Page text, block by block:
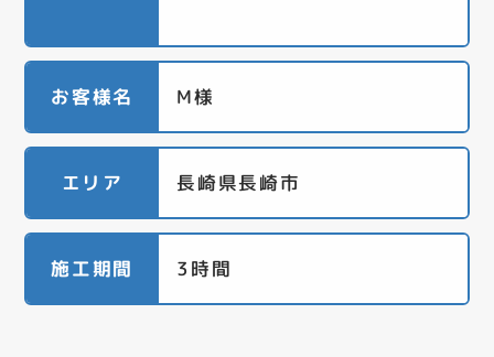
お客様名 M様
エリア 長崎県長崎市
施工期間 3時間